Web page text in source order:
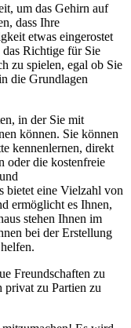
um das Gehirn auf
dass Ihre
etwas eingerostet
Richtige für Sie
zu spielen, egal ob Sie
die Grundlagen
in der Sie mit
können. Sie können
kennenlernen, direkt
oder die kostenfreie
bietet eine Vielzahl von
ermöglicht es Ihnen,
stehen Ihnen im
bei der Erstellung
Freundschaften zu
privat zu Partien zu